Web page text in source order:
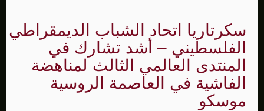
سكرتاريا اتحاد الشباب الديمقراطي
الفلسطيني – أشد تشارك في
المنتدى العالمي الثالث لمناهضة
الفاشية في العاصمة الروسية
موسكو